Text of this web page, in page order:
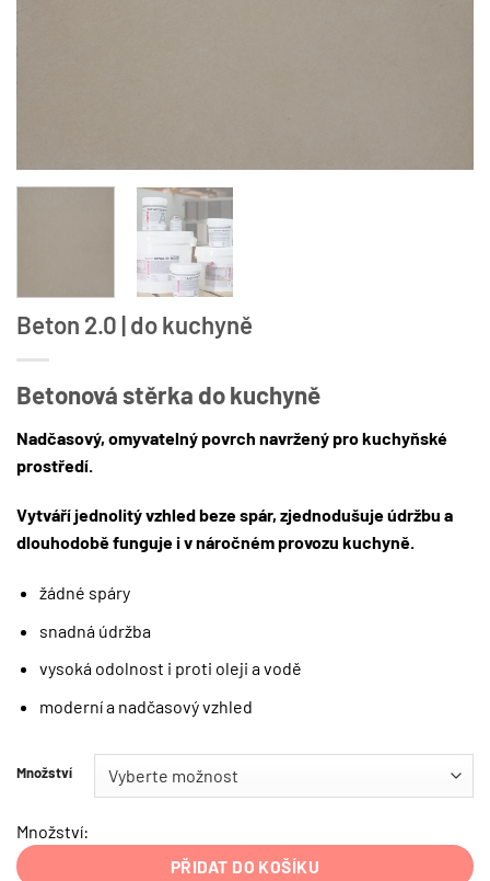
Beton 2.0 | do kuchyně
Betonová stěrka do kuchyně
Nadčasový, omyvatelný povrch navržený pro kuchyňské
prostředí.
Vytváří jednolitý vzhled beze spár, zjednodušuje údržbu a
dlouhodobě funguje i v náročném provozu kuchyně.
žádné spáry
snadná údržba
vysoká odolnost i proti oleji a vodě
moderní a nadčasový vzhled
Množství
Množství:
PŘIDAT DO KOŠÍKU